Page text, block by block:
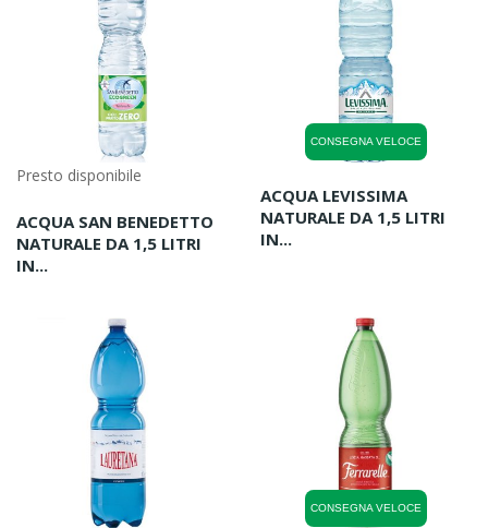
Presto disponibile
ACQUA SAN BENEDETTO
NATURALE DA 1,5 LITRI
IN...
CONSEGNA VELOCE
ACQUA LEVISSIMA
NATURALE DA 1,5 LITRI
IN...
CONSEGNA VELOCE